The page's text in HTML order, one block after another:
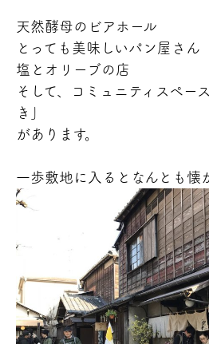
天然酵母のビアホール
とっても美味しいパン屋さん
塩とオリーブの店
そして、コミュニティスペー
き」
があります。
一歩敷地に入るとなんとも懐